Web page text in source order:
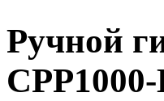
Ручной